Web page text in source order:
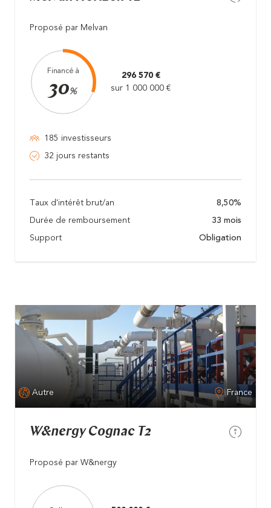
Proposé par Melvan
Financé à
30%
296 570 €
sur 1 000 000 €
185 investisseurs
32 jours restants
Taux d'intérêt brut/an 8,50%
Durée de remboursement 33 mois
Support Obligation
Autre France
W&nergy Cognac T2
Proposé par W&nergy